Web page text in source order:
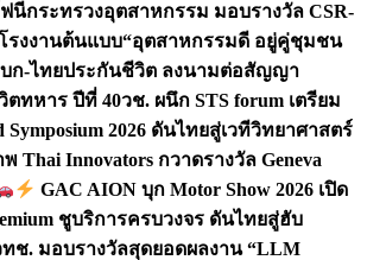
ฟนีกระทรวงอุตสาหกรรม มอบรางวัล CSR-
รงงานต้นแบบ“อุตสาหกรรมดี อยู่คู่ชุมชน
ก-ไทยประกันชีวิต ลงนามต่อสัญญา
ตทหาร ปีที่ 40วช. ผนึก STS forum เตรียม
Symposium 2026 ดันไทยสู่เวทีวิทยาศาสตร์
Thai Innovators กวาดรางวัล Geneva
GAC AION บุก Motor Show 2026 เปิด
ชูบริการครบวงจร ดันไทยสู่ฮับ
ทช. มอบรางวัลสุดยอดผลงาน “LLM